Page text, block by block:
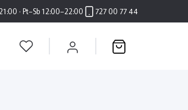
· Pt–Sb 12:00–22:00 727 00 77 44